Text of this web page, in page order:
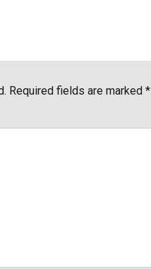
Required fields are marked *